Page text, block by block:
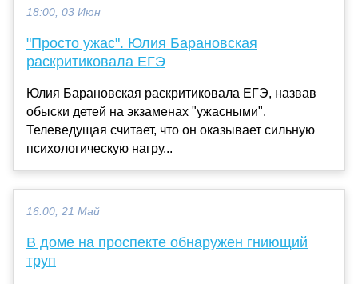
18:00, 03 Июн
"Просто ужас". Юлия Барановская
раскритиковала ЕГЭ
Юлия Барановская раскритиковала ЕГЭ, назвав
обыски детей на экзаменах "ужасными".
Телеведущая считает, что он оказывает сильную
психологическую нагру...
16:00, 21 Май
В доме на проспекте обнаружен гниющий
труп